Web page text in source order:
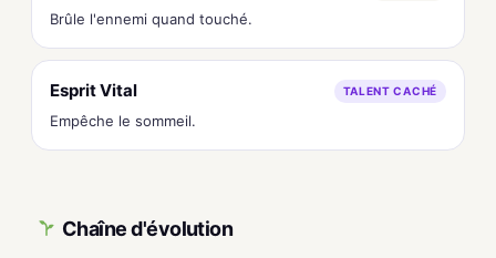
Brûle l'ennemi quand touché.
Esprit Vital TALENT CACHÉ
Empêche le sommeil.
Chaîne d'évolution